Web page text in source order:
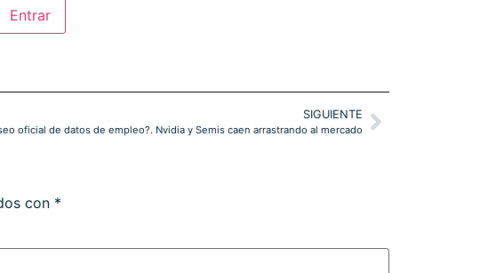
SIGUIENTE
oficial de datos de empleo?. Nvidia y Semis caen arrastrando al mercado
con *